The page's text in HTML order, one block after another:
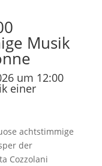
Musik
um 12:00
einer
achtstimmige
der
Cozzolani